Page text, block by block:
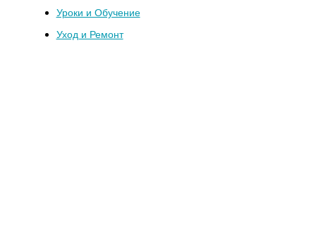
Уроки и Обучение
Уход и Ремонт